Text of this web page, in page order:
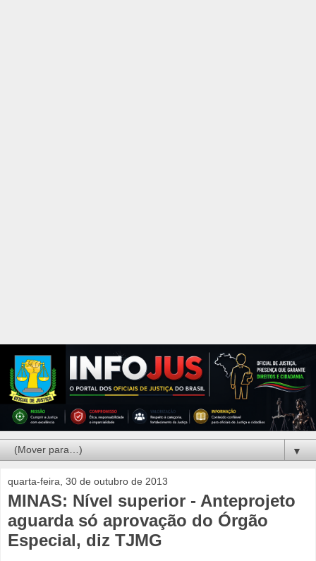
▼
quarta-feira, 30 de outubro de 2013
MINAS: Nível superior - Anteprojeto
aguarda só aprovação do Órgão
Especial, diz TJMG